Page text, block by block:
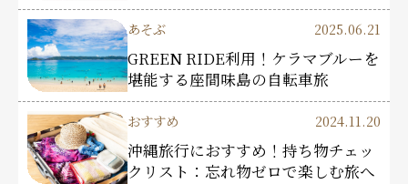
あそぶ 2025.06.21
GREEN RIDE利用！ケラマブルーを
堪能する座間味島の自転車旅
おすすめ 2024.11.20
沖縄旅行におすすめ！持ち物チェッ
クリスト：忘れ物ゼロで楽しむ旅へ